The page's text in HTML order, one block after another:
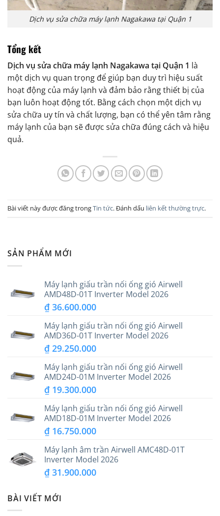
Dịch vụ sửa chữa máy lạnh Nagakawa tại Quận 1
Tổng kết
Dịch vụ sửa chữa máy lạnh Nagakawa tại Quận 1 là
một dịch vụ quan trọng để giúp bạn duy trì hiệu suất
hoạt động của máy lạnh và đảm bảo rằng thiết bị của
bạn luôn hoạt động tốt. Bằng cách chọn một dịch vụ
sửa chữa uy tín và chất lượng, bạn có thể yên tâm rằng
máy lạnh của bạn sẽ được sửa chữa đúng cách và hiệu
quả.
Bài viết này được đăng trongTin tức. Đánh dấu liên kết thường trực.
SẢN PHẨM MỚI
Máy lạnh giấu trần nối ống gió Airwell
AMD48D-01T Inverter Model 2026
₫ 36.600.000
Máy lạnh giấu trần nối ống gió Airwell
AMD36D-01T Inverter Model 2026
₫ 29.250.000
Máy lạnh giấu trần nối ống gió Airwell
AMD24D-01M Inverter Model 2026
₫ 19.300.000
Máy lạnh giấu trần nối ống gió Airwell
AMD18D-01M Inverter Model 2026
₫ 16.750.000
Máy lạnh âm trần Airwell AMC48D-01T
Inverter Model 2026
₫ 31.900.000
BÀI VIẾT MỚI